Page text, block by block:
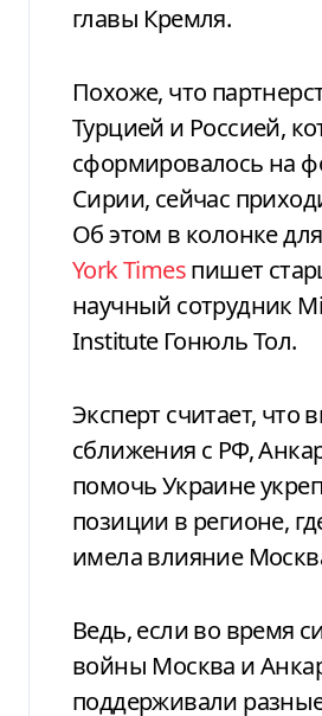
главы Кремля.
Похоже, что партнерство между
Турцией и Россией,
сформировалось на
Сирии, сейчас
Об этом в колонке для
York Timesпишет
научный сотрудник
Institute Гонюль Тол.
Эксперт считает, что
сближения с РФ,
помочь Украине
позиции в регионе,
имела влияние
Ведь, если во время
войны Москва и
поддерживали